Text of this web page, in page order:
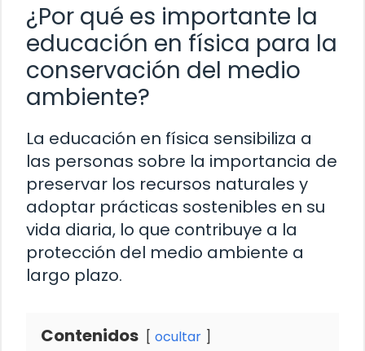
¿Por qué es importante la
educación en física para la
conservación del medio
ambiente?
La educación en física sensibiliza a
las personas sobre la importancia de
preservar los recursos naturales y
adoptar prácticas sostenibles en su
vida diaria, lo que contribuye a la
protección del medio ambiente a
largo plazo.
Contenidos ocultar